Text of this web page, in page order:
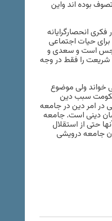
بوده اند واین
انحصارگرایانه
حیات اجتماعی
نجس است و سعدی و
شریعت را فقط در وجه
خواند ولی موضوع
سبب دین
در امر دین در جامعه
دینی است. جامعه
حتی از استقلال
جامعه درویشی